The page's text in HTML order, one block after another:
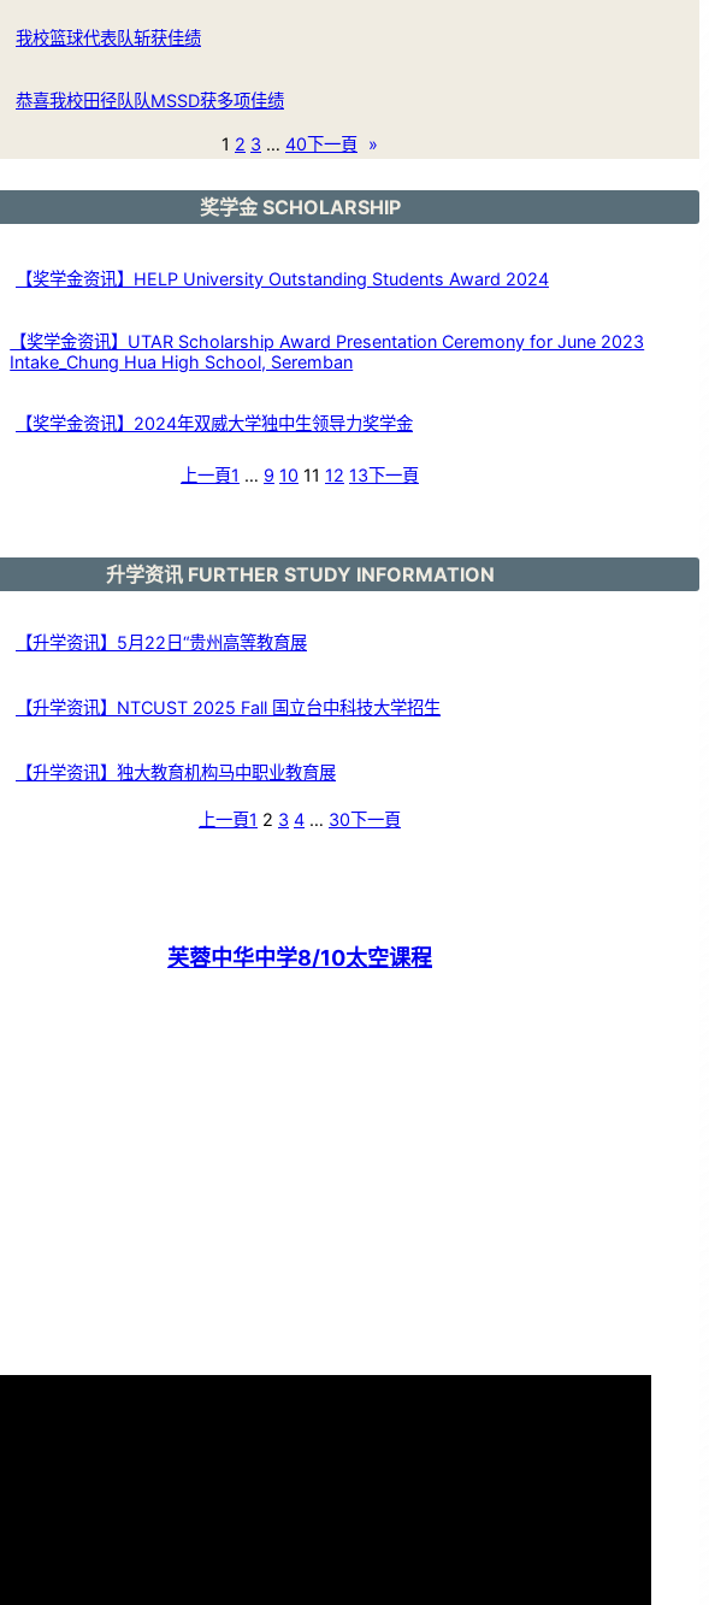
我校篮球代表队斩获佳绩
恭喜我校田径队队MSSD获多项佳绩
1 2 3 … 40下一頁 »
奖学金 SCHOLARSHIP
【奖学金资讯】HELP University Outstanding Students Award 2024
【奖学金资讯】UTAR Scholarship Award Presentation Ceremony for June 2023
Intake_Chung Hua High School, Seremban
【奖学金资讯】2024年双威大学独中生领导力奖学金
上一頁1 … 9 10 11 12 13下一頁
升学资讯 FURTHER STUDY INFORMATION
【升学资讯】5月22日“贵州高等教育展
【升学资讯】NTCUST 2025 Fall 国立台中科技大学招生
【升学资讯】独大教育机构马中职业教育展
上一頁1 2 3 4 … 30下一頁
芙蓉中华中学8/10太空课程